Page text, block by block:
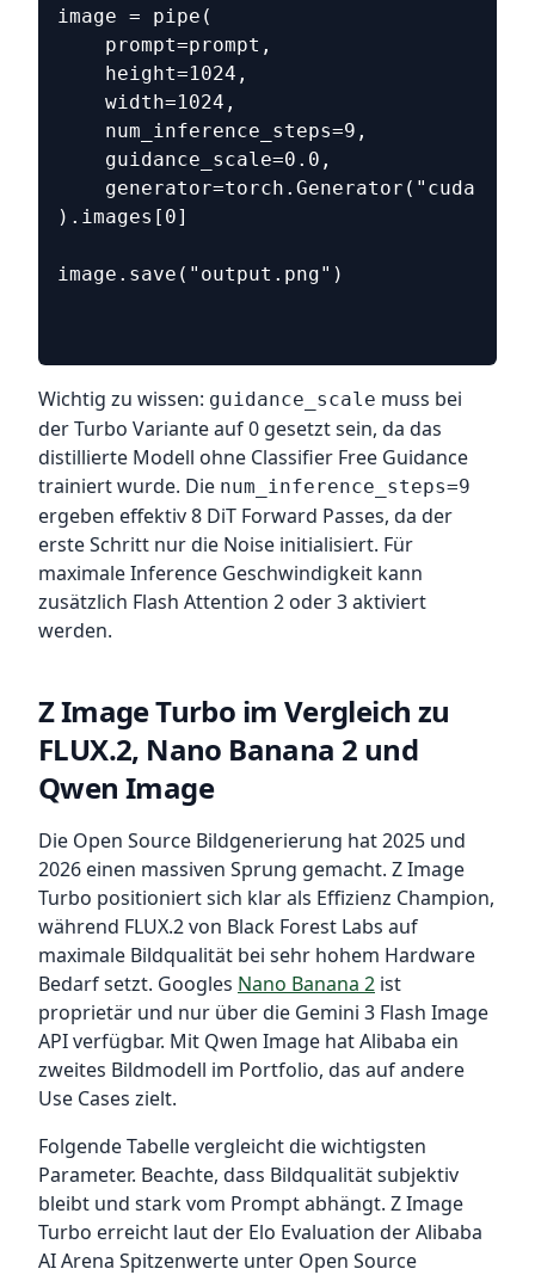
image = pipe(
prompt=prompt,
height=1024,
width=1024,
num_inference_steps=9,
guidance_scale=0.0,
).images[0]
image.save("output.png")
Wichtig zu wissen: guidance_scale muss bei
der Turbo Variante auf 0 gesetzt sein, da das
distillierte Modell ohne Classifier Free Guidance
trainiert wurde. Die num_inference_steps=9
ergeben effektiv 8 DiT Forward Passes, da der
erste Schritt nur die Noise initialisiert. Für
maximale Inference Geschwindigkeit kann
zusätzlich Flash Attention 2 oder 3 aktiviert
werden.
Z Image Turbo im Vergleich zu
FLUX.2, Nano Banana 2 und
Qwen Image
Die Open Source Bildgenerierung hat 2025 und
2026 einen massiven Sprung gemacht. Z Image
Turbo positioniert sich klar als Effizienz Champion,
während FLUX.2 von Black Forest Labs auf
maximale Bildqualität bei sehr hohem Hardware
Bedarf setzt. Googles Nano Banana 2 ist
proprietär und nur über die Gemini 3 Flash Image
API verfügbar. Mit Qwen Image hat Alibaba ein
zweites Bildmodell im Portfolio, das auf andere
Use Cases zielt.
Folgende Tabelle vergleicht die wichtigsten
Parameter. Beachte, dass Bildqualität subjektiv
bleibt und stark vom Prompt abhängt. Z Image
Turbo erreicht laut der Elo Evaluation der Alibaba
AI Arena Spitzenwerte unter Open Source